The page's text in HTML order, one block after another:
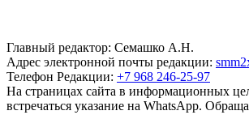
Главный редактор: Семашко А.Н.
Адрес электронной почты редакции:
Телефон Редакции: +7 968 246-25-97
На страницах сайта в информационных
встречаться указание на WhatsApp.